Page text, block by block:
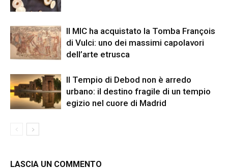
Il MIC ha acquistato la Tomba François
di Vulci: uno dei massimi capolavori
dell’arte etrusca
Il Tempio di Debod non è arredo
urbano: il destino fragile di un tempio
egizio nel cuore di Madrid
LASCIA UN COMMENTO